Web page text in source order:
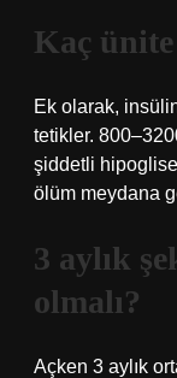
Kaç
Ek olarak,
tetikler.
şiddetli
ölüm meydana
3 aylık
olmalı?
Açken 3 aylık